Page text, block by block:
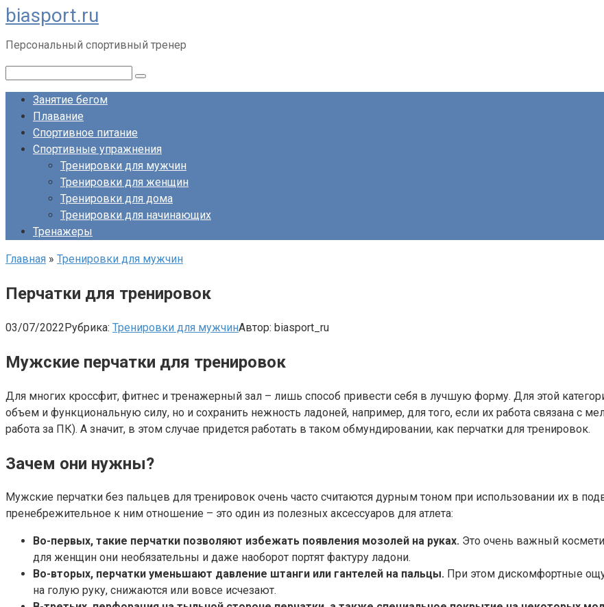
Перейти
к
контенту
biasport.ru
Персональный спортивный тренер
Занятие бегом
Плавание
Спортивное питание
Спортивные упражнения
Тренировки для мужчин
Тренировки для женщин
Тренировки для дома
Тренировки для начинающих
Тренажеры
Главная » Тренировки для мужчин
Перчатки для тренировок
03/07/2022Рубрика: Тренировки для мужчинАвтор: biasport_ru
Мужские перчатки для тренировок
Для многих кроссфит, фитнес и тренажерный зал – лишь способ привести себя в лучшую форму. Для этой
объем и функциональную силу, но и сохранить нежность ладоней, например, для того, если их работа связана с
работа за ПК). А значит, в этом случае придется работать в таком обмундировании, как перчатки для тренировок.
Зачем они нужны?
Мужские перчатки без пальцев для тренировок очень часто считаются дурным тоном при использовании их в
пренебрежительное к ним отношение – это один из полезных аксессуаров для атлета:
Во-первых, такие перчатки позволяют избежать появления мозолей на руках. Это очень важный
для женщин они необязательны и даже наоборот портят фактуру ладони.
Во-вторых, перчатки уменьшают давление штанги или гантелей на пальцы. При этом дискомфортные
на голую руку, снижаются или вовсе исчезают.